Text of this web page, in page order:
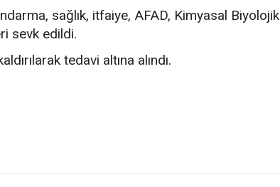
sağlık, itfaiye, AFAD, Kimyasal Biyolojik
sevk edildi.
tedavi altına alındı.